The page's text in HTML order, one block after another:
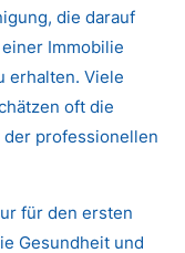
die darauf
Immobilie
erhalten. Viele
oft die
professionellen
für den ersten
Gesundheit und